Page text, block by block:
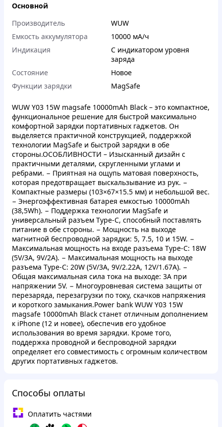
Основной
Производитель
WUW
Емкость аккумулятора
10000 мА/ч
Индикация
С индикатором уровня
заряда
Состояние
Новое
Функции зарядки
MagSafe
WUW Y03 15W magsafe 10000mAh Black – это компактное,
функциональное решение для быстрой максимально
комфортной зарядки портативных гаджетов. Он
выделяется практичной конструкцией, поддержкой
технологии MagSafe и быстрой зарядки в обе
стороны.ОСОБЛИВНОСТИ – Изысканный дизайн с
практичными деталями, скругленными углами и
ребрами. − Приятная на ощупь матовая поверхность,
которая предотвращает выскальзывание из рук. −
Компактные размеры (103×67×15.5 мм) и небольшой вес.
− Энергоэффективная батарея емкостью 10000mAh
(38,5Wh). − Поддержка технологии MagSafe и
универсальный разъем Type-C, способный поставлять
питание в обе стороны. − Мощность на выходе
магнитной беспроводной зарядки: 5, 7.5, 10 и 15W. −
Максимальная мощность на входе разъема Type-C: 18W
(5V/3A, 9V/2A). − Максимальная мощность на выходе
разъема Type-C: 20W (5V/3A, 9V/2.22A, 12V/1.67A). −
Общая максимальная сила тока на выходе: 3A при
напряжении 5V. − Многоуровневая система защиты от
перезаряда, перезагрузки по току, скачков напряжения
и короткого замыкания.Power bank WUW Y03 15W
magsafe 10000mAh Black станет отличным дополнением
к iPhone (12 и новее), обеспечив его удобное
использования во время зарядки. Кроме того,
поддержка проводной и беспроводной зарядки
определяет его совместимость с огромным количеством
других портативных гаджетов.
Способы оплаты
Оплатить частями